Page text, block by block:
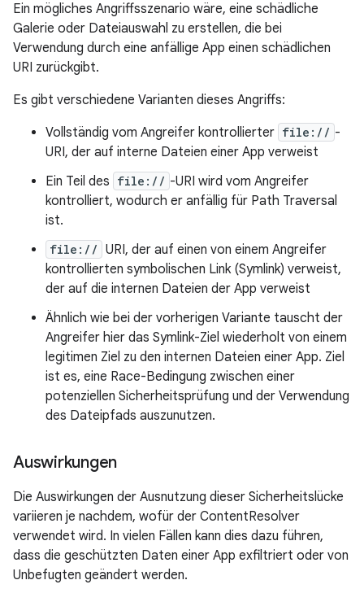
Ein mögliches Angriffsszenario wäre, eine schädliche
Galerie oder Dateiauswahl zu erstellen, die bei
Verwendung durch eine anfällige App einen schädlichen
URI zurückgibt.
Es gibt verschiedene Varianten dieses Angriffs:
Vollständig vom Angreifer kontrollierter file:// -
URI, der auf interne Dateien einer App verweist
Ein Teil des file:// -URI wird vom Angreifer
kontrolliert, wodurch er anfällig für Path Traversal
ist.
file:// URI, der auf einen von einem Angreifer
kontrollierten symbolischen Link (Symlink) verweist,
der auf die internen Dateien der App verweist
Ähnlich wie bei der vorherigen Variante tauscht der
Angreifer hier das Symlink-Ziel wiederholt von einem
legitimen Ziel zu den internen Dateien einer App. Ziel
ist es, eine Race-Bedingung zwischen einer
potenziellen Sicherheitsprüfung und der Verwendung
des Dateipfads auszunutzen.
Auswirkungen
Die Auswirkungen der Ausnutzung dieser Sicherheitslücke
variieren je nachdem, wofür der ContentResolver
verwendet wird. In vielen Fällen kann dies dazu führen,
dass die geschützten Daten einer App exfiltriert oder von
Unbefugten geändert werden.